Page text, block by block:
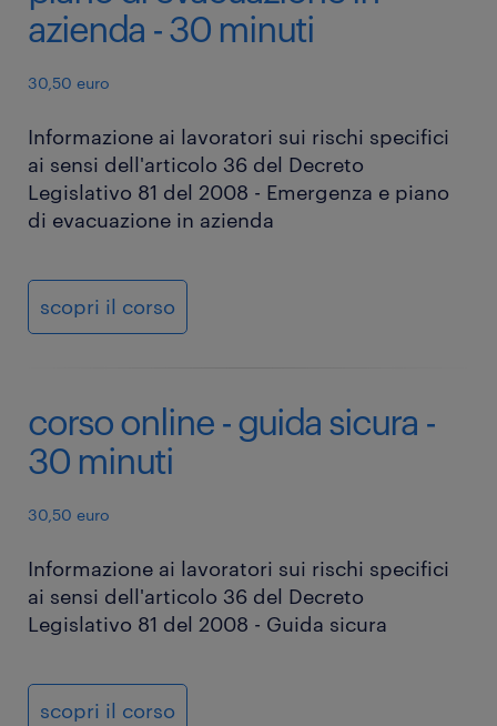
azienda - 30 minuti
30,50 euro
Informazione ai lavoratori sui rischi specifici
ai sensi dell'articolo 36 del Decreto
Legislativo 81 del 2008 - Emergenza e piano
di evacuazione in azienda
scopri il corso
corso online - guida sicura -
30 minuti
30,50 euro
Informazione ai lavoratori sui rischi specifici
ai sensi dell'articolo 36 del Decreto
Legislativo 81 del 2008 - Guida sicura
scopri il corso